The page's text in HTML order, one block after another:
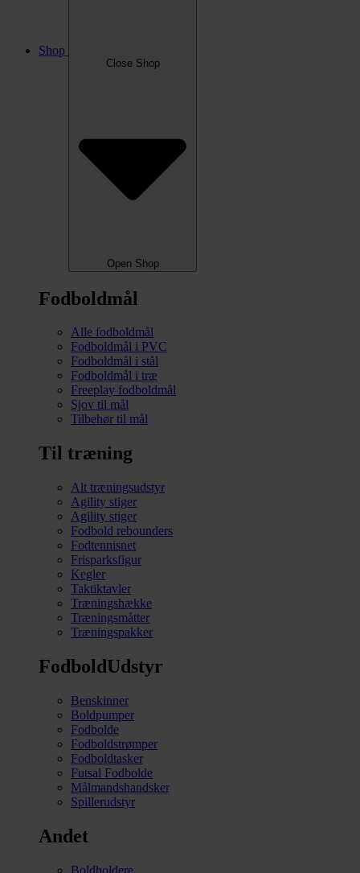
Shop
Close Shop
Open Shop
Fodboldmål
Alle fodboldmål
Fodboldmål i PVC
Fodboldmål i stål
Fodboldmål i træ
Freeplay fodboldmål
Sjov til mål
Tilbehør til mål
Til træning
Alt træningsudstyr
Agility stiger
Agility stiger
Fodbold rebounders
Fodtennisnet
Frisparksfigur
Kegler
Taktiktavler
Træningshække
Træningsmåtter
Træningspakker
FodboldUdstyr
Benskinner
Boldpumper
Fodbolde
Fodboldstrømper
Fodboldtasker
Futsal Fodbolde
Målmandshandsker
Spillerudstyr
Andet
Boldholdere